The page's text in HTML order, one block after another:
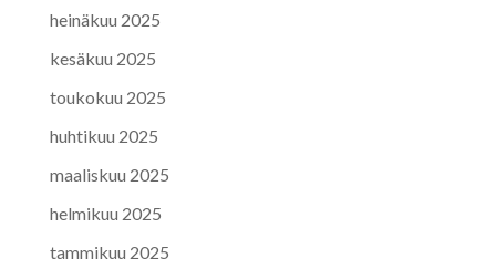
heinäkuu 2025
kesäkuu 2025
toukokuu 2025
huhtikuu 2025
maaliskuu 2025
helmikuu 2025
tammikuu 2025